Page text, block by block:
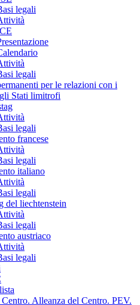
legali
legali
per le relazioni con i
Stati limitrofi
legali
francese
legali
italiano
legali
del liechtenstein
legali
austriaco
legali
Alleanza del Centro. PEV.